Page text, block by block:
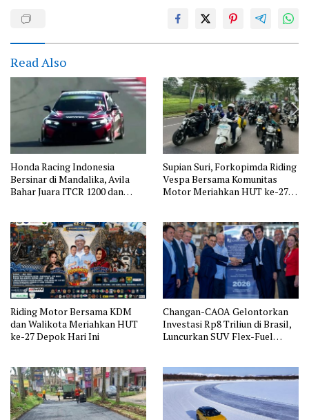
Read Also
Honda Racing Indonesia
Bersinar di Mandalika, Avila
Bahar Juara ITCR 1200 dan
Supian Suri, Forkopimda Riding
Vespa Bersama Komunitas
Motor Meriahkan HUT ke-27
Riding Motor Bersama KDM
dan Walikota Meriahkan HUT
ke-27 Depok Hari Ini
Changan-CAOA Gelontorkan
Investasi Rp8 Triliun di Brasil,
Luncurkan SUV Flex-Fuel